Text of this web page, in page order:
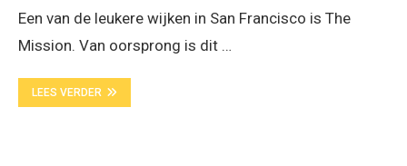
Een van de leukere wijken in San Francisco is The
Mission. Van oorsprong is dit …
LEES VERDER